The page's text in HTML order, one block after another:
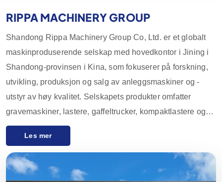
RIPPA MACHINERY GROUP
Shandong Rippa Machinery Group Co, Ltd. er et globalt
maskinproduserende selskap med hovedkontor i Jining i
Shandong-provinsen i Kina, som fokuserer på forskning,
utvikling, produksjon og salg av anleggsmaskiner og -
utstyr av høy kvalitet. Selskapets produkter omfatter
gravemaskiner, lastere, gaffeltrucker, kompaktlastere og
tilbehør, som er mye brukt i landbruk, anlegg, gruvedrift og
kvalitetskontroll har utstyret fra Rippa Machinery et godt
rykte over hele verden. Vi eksporterer hovedsakelig til de
Les mer